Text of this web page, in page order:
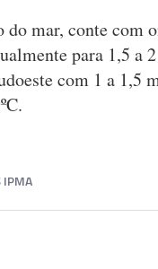
do mar, conte com
para 1,5 a
com 1 a 1,5
IPMA